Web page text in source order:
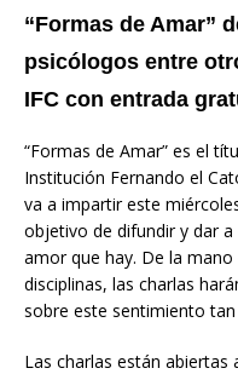
“Formas de Amar”
psicólogos entre
IFC con entrada
“Formas de Amar” es el
Institución Fernando el
va a impartir este
objetivo de difundir y dar
amor que hay. De la
disciplinas, las charlas
sobre este sentimiento tan
Las charlas están abiertas